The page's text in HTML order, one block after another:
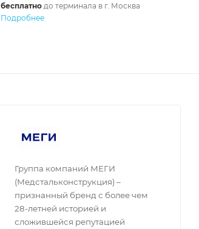
бесплатнодо терминала в г. Москва
Подробнее
Группа компаний МЕГИ
(Медстальконструкция) –
признанный бренд с более чем
28-летней историей и
сложившейся репутацией